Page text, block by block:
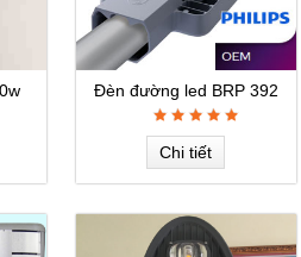
Đèn đường led BRP 392
Philips
Chi tiết